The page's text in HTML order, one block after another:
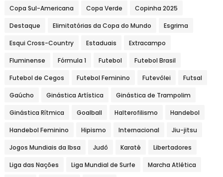
Copa Sul-Americana Copa Verde Copinha 2025
Destaque Elimitatórias da Copa do Mundo Esgrima
Esqui Cross-Country Estaduais Extracampo
Fluminense Fórmula 1 Futebol Futebol Brasil
Futebol de Cegos Futebol Feminino Futevôlei Futsal
Gaúcho Ginástica Artística Ginástica de Trampolim
Ginástica Rítmica Goalball Halterofilismo Handebol
Handebol Feminino Hipismo Internacional Jiu-jitsu
Jogos Mundiais da Ibsa Judô Karatê Libertadores
Liga das Nações Liga Mundial de Surfe Marcha Atlética